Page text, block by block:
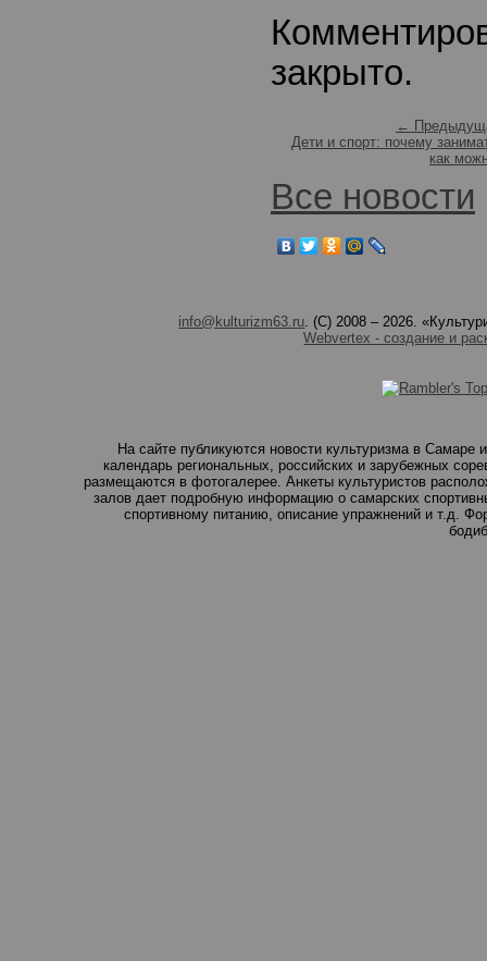
закрыто.
←
Дети и спорт: почему
как
Все новости
info@kulturizm63.ru. (C) 2008 – 2026.
Webvertex - создание и
На сайте публикуются новости культуризма в
календарь региональных, российских и зарубежных
размещаются в фотогалерее. Анкеты культуристов
залов дает подробную информацию о самарских
спортивному питанию, описание упражнений и т.д.